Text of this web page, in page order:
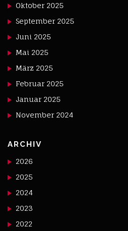
Oktober 2025
September 2025
Juni 2025
Mai 2025
März 2025
Februar 2025
Januar 2025
November 2024
ARCHIV
2026
2025
2024
2023
2022